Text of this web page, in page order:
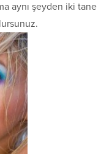
aynı şeyden iki tane